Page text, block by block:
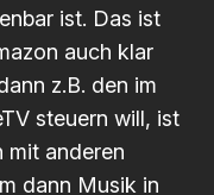
ist. Das ist
auch klar
z.B. den im
steuern will, ist
mit anderen
dann Musik in